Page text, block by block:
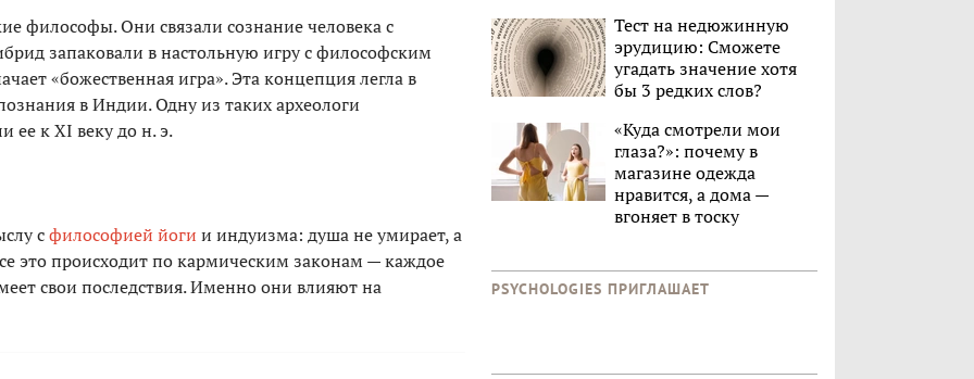
философы. Они связали сознание человека с
запаковали в настольную игру с философским
«божественная игра». Эта концепция легла в
в Индии. Одну из таких археологи
ее к ХI веку до н. э.
сфилософией йоги и индуизма: душа не умирает, а
это происходит по кармическим законам — каждое
свои последствия. Именно они влияют на
Тест на недюжинную
эрудицию: Сможете
угадать значение хотя
бы 3 редких слов?
«Куда смотрели мои
глаза?»: почему в
магазине одежда
нравится, а дома —
вгоняет в тоску
PSYCHOLOGIES ПРИГЛАШАЕТ